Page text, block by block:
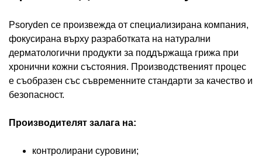
Psoryden се произвежда от специализирана компания,
фокусирана върху разработката на натурални
дерматологични продукти за поддържаща грижа при
хронични кожни състояния. Производственият процес
е съобразен със съвременните стандарти за качество и
безопасност.
Производителят залага на:
контролирани суровини;